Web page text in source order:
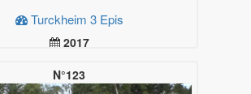
Turckheim 3 Epis
2017
Plus d'infos
N°123